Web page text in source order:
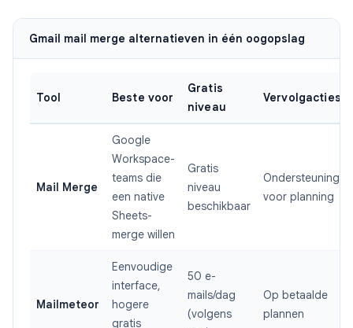
Gmail mail merge alternatieven in één oogopslag
Tool Beste voor
Gratis
niveau
Vervolgacties
Mail Merge
Google
Workspace-
teams die
een native
Sheets-
merge willen
Gratis
niveau
beschikbaar
Ondersteuning
voor planning
Mailmeteor
Eenvoudige
interface,
hogere
gratis
50 e-
mails/dag
(volgens
Op betaalde
plannen